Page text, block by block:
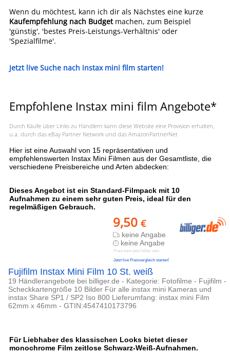
Wenn du möchtest, kann ich dir als Nächstes eine kurze
Kaufempfehlung nach Budgetmachen, zum Beispiel
'günstig', 'bestes Preis-Leistungs-Verhältnis' oder
'Spezialfilme'.
Jetzt live Suche nach instax mini film starten!
Empfohlene Instax mini film Angebote*
Durch Käufe über Links zu Händlern kann diese Website eine Provision erhalten,
u.a. durch das eBay Partner Network und das AmazonPartnerNet
Hier ist eine Auswahl von 15 repräsentativen und
empfehlenswerten Instax Mini Filmen aus der Gesamtliste, die
verschiedene Preisbereiche und Arten abdecken:
Dieses Angebot ist ein Standard-Filmpack mit 10
Aufnahmen zu einem sehr guten Preis, ideal für den
regelmäßigen Gebrauch.
9,50 €
keine Angabe
keine Angabe
Preis kann jetzt höher sein
Jetzt live Preisvergleich starten!
Fujifilm Instax Mini Film 10 St. weiß
19 Händlerangebote bei billiger.de - Kategorie: Fotofilme - Fujifilm -
Scheckkartengröße 10 Bilder Für alle instax mini Kameras und
instax Share SP1 / SP2 Iso 800 Lieferumfang: instax mini Film
62mm x 46mm - GTIN:4547410173796
Für Liebhaber des klassischen Looks bietet dieser
monochrome Film zeitlose Schwarz-Weiß-Aufnahmen.